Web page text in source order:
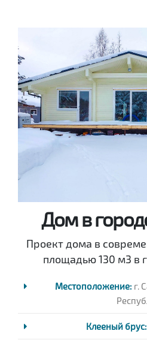
Дом в
Проект дома в
площадью 130 м3 в
Местоположение: г.
Клееный брус: